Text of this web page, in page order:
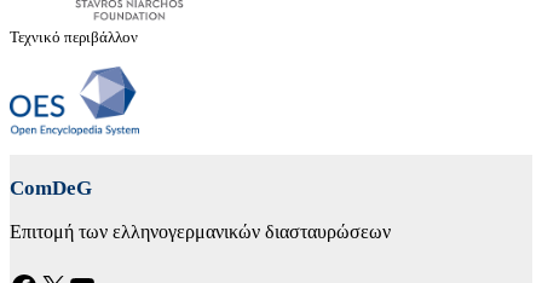
Τεχνικό περιβάλλον
ComDeG
Επιτομή των ελληνογερμανικών διασταυρώσεων